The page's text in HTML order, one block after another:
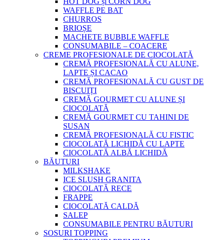
WAFFLE PE BAT
CHURROS
BRIOȘE
MACHETE BUBBLE WAFFLE
CONSUMABILE – COACERE
CREME PROFESIONALE DE CIOCOLATĂ
CREMĂ PROFESIONALĂ CU ALUNE,
LAPTE ȘI CACAO
CREMĂ PROFESIONALĂ CU GUST DE
BISCUIȚI
CREMĂ GOURMET CU ALUNE ȘI
CIOCOLATĂ
CREMĂ GOURMET CU TAHINI DE
SUSAN
CREMĂ PROFESIONALĂ CU FISTIC
CIOCOLATĂ LICHIDĂ CU LAPTE
CIOCOLATĂ ALBĂ LICHIDĂ
BĂUTURI
MILKSHAKE
ICE SLUSH GRANITA
CIOCOLATĂ RECE
FRAPPE
CIOCOLATĂ CALDĂ
SALEP
CONSUMABILE PENTRU BĂUTURI
SOSURI TOPPING